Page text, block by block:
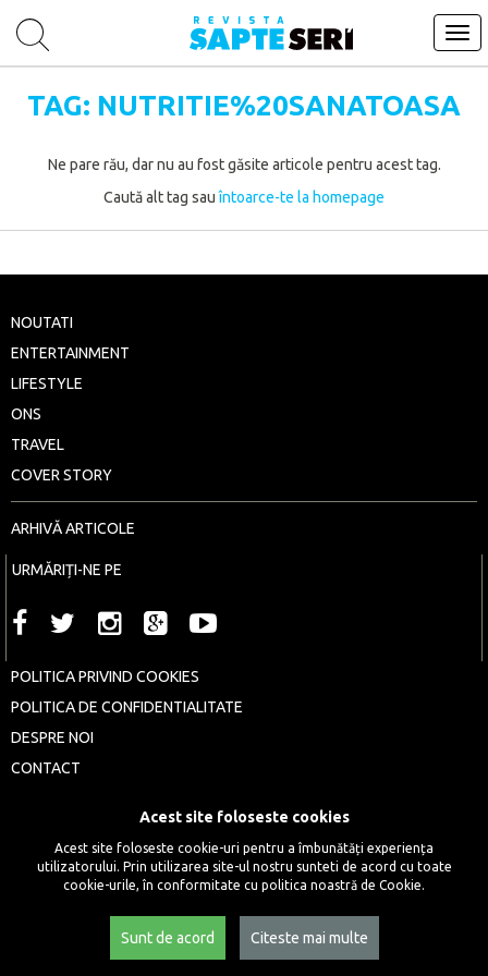
TAG: NUTRITIE%20SANATOASA
Ne pare rău, dar nu au fost găsite articole pentru acest tag.
Caută alt tag sauîntoarce-te la homepage
NOUTATI
ENTERTAINMENT
LIFESTYLE
ONS
TRAVEL
COVER STORY
ARHIVĂ ARTICOLE
URMĂRIȚI-NE PE
POLITICA PRIVIND COOKIES
POLITICA DE CONFIDENTIALITATE
DESPRE NOI
CONTACT
COPYRIGHT © 2016 - 2026 ȘAPTE SERI
Acest site foloseste cookies
Acest site foloseste cookie-uri pentru a îmbunătăți experiența
utilizatorului. Prin utilizarea site-ul nostru sunteti de acord cu toate
cookie-urile, în conformitate cu politica noastră de Cookie.
Sunt de acord Citeste mai multe